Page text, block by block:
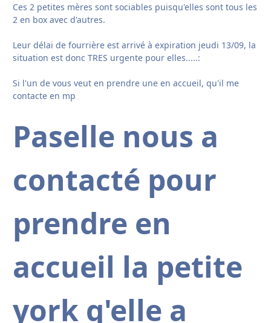
Ces 2 petites mères sont sociables puisqu'elles sont tous les
2 en box avec d'autres.
Leur délai de fourrière est arrivé à expiration jeudi 13/09, la
situation est donc TRES urgente pour elles.....:
Si l'un de vous veut en prendre une en accueil, qu'il me
contacte en mp
Paselle nous a
contacté pour
prendre en
accueil la petite
york q'elle a